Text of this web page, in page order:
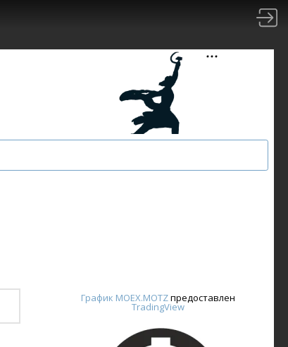
График MOEX.MOTZпредоставлен
TradingView